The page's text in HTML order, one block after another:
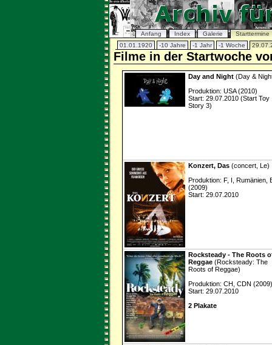
Anfang Index Galerie
Starttermine
01.01.1920
-10 Jahre -1 Jahr -1 Woche
Filme in der Startwoche
Day and Night (Day &
Produktion: USA (2010)
Start: 29.07.2010 (Start Toy
Story 3)
Konzert, Das (concert, Le)
Produktion: F, I, Rumänien,
(2009)
Start: 29.07.2010
Rocksteady - The Roots
Reggae (Rocksteady: The
Roots of Reggae)
Produktion: CH, CDN (2009)
Start: 29.07.2010
2 Plakate